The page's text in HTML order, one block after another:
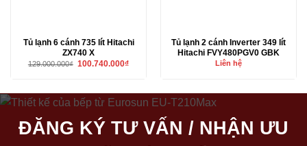
Tủ lạnh 6 cánh 735 lít Hitachi
ZX740 X
129.000.000₫ Giá
100.740.000₫Giá
100.740.000₫.
Tủ lạnh 2 cánh Inverter 349 lít
Hitachi FVY480PGV0 GBK
Liên hệ
ĐĂNG KÝ TƯ VẤN / NHẬN ƯU